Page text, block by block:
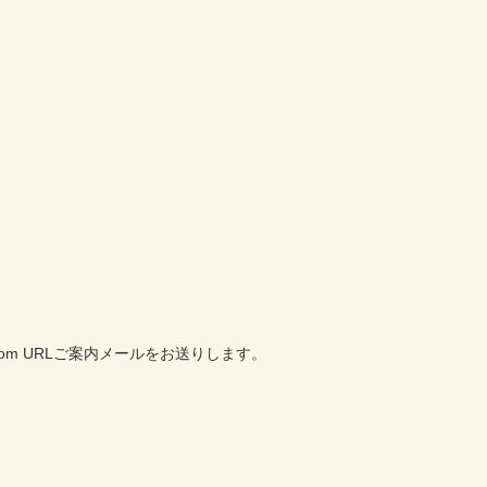
URLご案内メールをお送りします。